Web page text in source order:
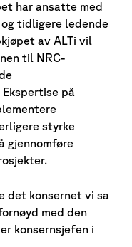
har ansatte med
tidligere ledende
av ALTi vil
til NRC-
på
styrke
gjennomføre
det konsernet vi sa
med den
konsernsjefen i